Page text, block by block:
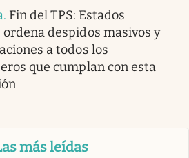
. Fin del TPS: Estados
ordena despidos masivos y
a todos los
que cumplan con esta
más leídas